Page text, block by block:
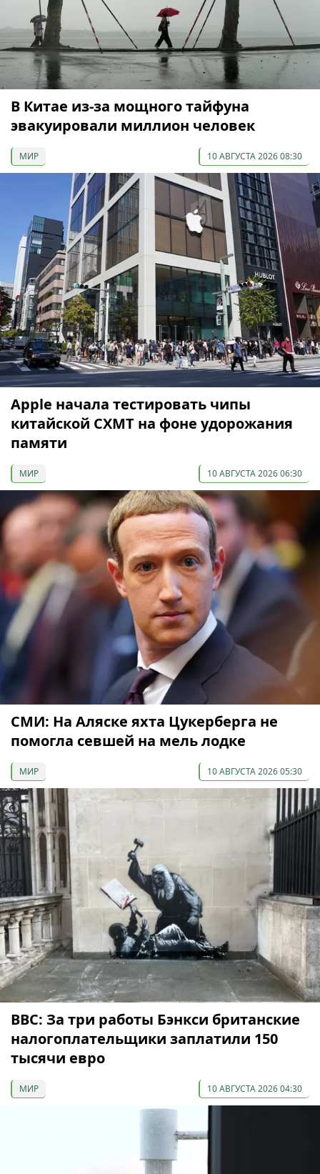
В Китае из-за мощного тайфуна
эвакуировали миллион человек
МИР 10 АВГУСТА 2026 08:30
Apple начала тестировать чипы
китайской CXMT на фоне удорожания
памяти
МИР 10 АВГУСТА 2026 06:30
СМИ: На Аляске яхта Цукерберга не
помогла севшей на мель лодке
МИР 10 АВГУСТА 2026 05:30
ВВС: За три работы Бэнкси британские
налогоплательщики заплатили 150
тысячи евро
МИР 10 АВГУСТА 2026 04:30